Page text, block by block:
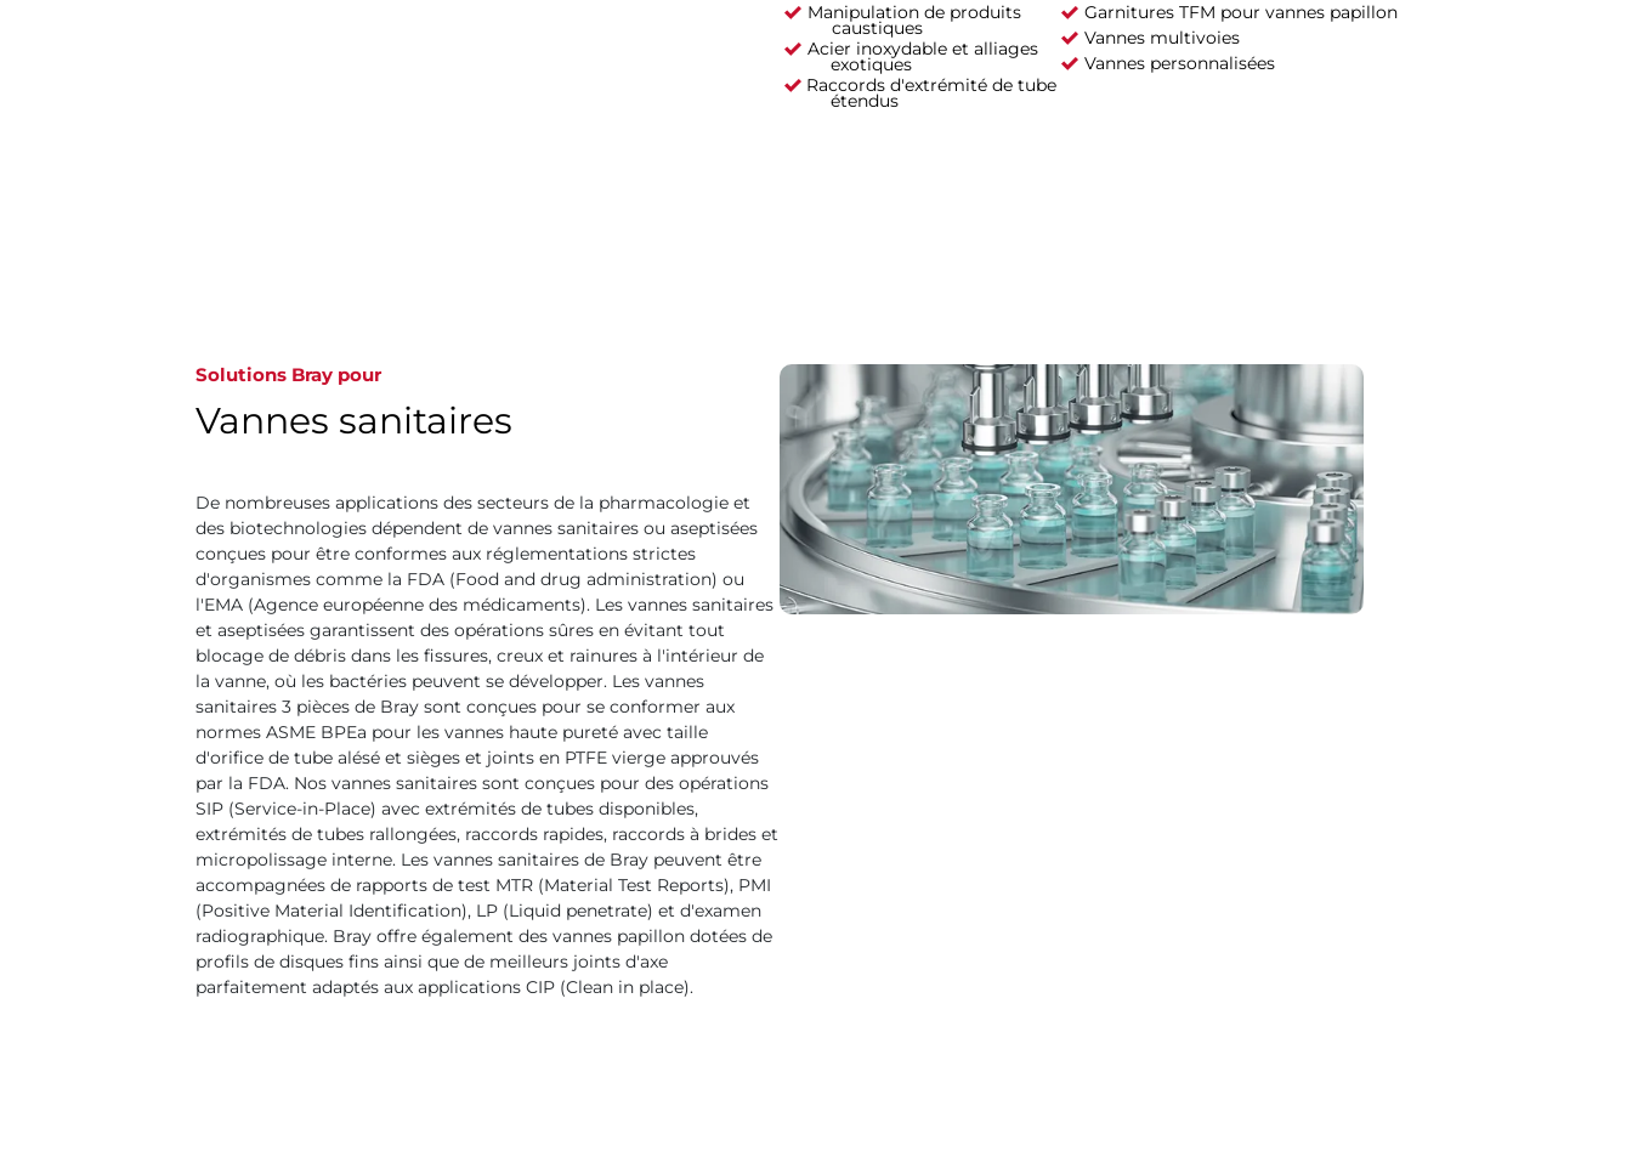
Manipulation de produits
caustiques
Acier inoxydable et alliages
exotiques
Raccords d'extrémité de tube
étendus
Garnitures TFM pour vannes papillon
Vannes multivoies
Vannes personnalisées
Solutions Bray pour
Vannes sanitaires
De nombreuses applications des secteurs de la pharmacologie et
des biotechnologies dépendent de vannes sanitaires ou aseptisées
conçues pour être conformes aux réglementations strictes
d'organismes comme la FDA (Food and drug administration) ou
l'EMA (Agence européenne des médicaments). Les vannes sanitaires
et aseptisées garantissent des opérations sûres en évitant tout
blocage de débris dans les fissures, creux et rainures à l'intérieur de
la vanne, où les bactéries peuvent se développer. Les vannes
sanitaires 3 pièces de Bray sont conçues pour se conformer aux
normes ASME BPEa pour les vannes haute pureté avec taille
d'orifice de tube alésé et sièges et joints en PTFE vierge approuvés
par la FDA. Nos vannes sanitaires sont conçues pour des opérations
SIP (Service-in-Place) avec extrémités de tubes disponibles,
extrémités de tubes rallongées, raccords rapides, raccords à brides et
micropolissage interne. Les vannes sanitaires de Bray peuvent être
accompagnées de rapports de test MTR (Material Test Reports), PMI
(Positive Material Identification), LP (Liquid penetrate) et d'examen
radiographique. Bray offre également des vannes papillon dotées de
profils de disques fins ainsi que de meilleurs joints d'axe
parfaitement adaptés aux applications CIP (Clean in place).